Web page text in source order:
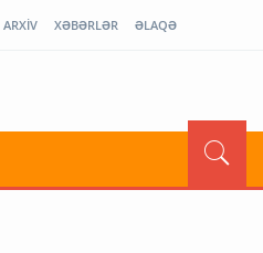
ARXİV XƏBƏRLƏR ƏLAQƏ